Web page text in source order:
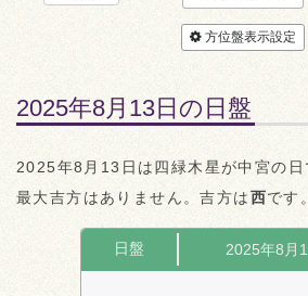
方位盤表示設定
2025年8月13日の日盤
2025年8月13日は四緑木星が中宮の日
最大吉方はありません。吉方は西です。
日盤 2025年8月